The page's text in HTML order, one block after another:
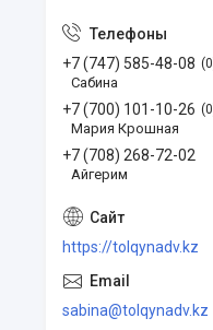
+7 (747) 585-48-08 0
Сабина
+7 (700) 101-10-26 0
Мария Крошная
+7 (708) 268-72-02
Айгерим
https://tolqynadv.kz
sabina@tolqynadv.kz